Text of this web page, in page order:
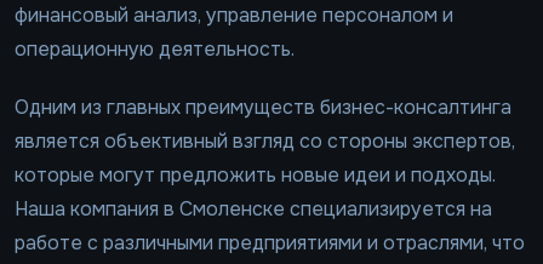
финансовый анализ, управление персоналом и
операционную деятельность.
Одним из главных преимуществ бизнес-консалтинга
является объективный взгляд со стороны экспертов,
которые могут предложить новые идеи и подходы.
Наша компания в Смоленске специализируется на
работе с различными предприятиями и отраслями, что